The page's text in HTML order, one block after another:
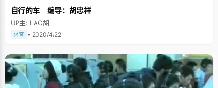
自行的车 编导：胡忠祥
UP主: LAO胡
体育 • 2020/4/22